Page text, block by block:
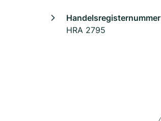
Handelsregisternummer
HRA 2795